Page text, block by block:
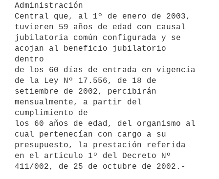
Administración
Central que, al 1º de enero de 2003,
tuvieren 59 años de edad con causal
jubilatoria común configurada y se
acojan al beneficio jubilatorio
dentro
de los 60 días de entrada en vigencia
de la Ley Nº 17.556, de 18 de
setiembre de 2002, percibirán
mensualmente, a partir del
cumplimiento de
los 60 años de edad, del organismo al
cual pertenecían con cargo a su
presupuesto, la prestación referida
en el articulo 1º del Decreto Nº